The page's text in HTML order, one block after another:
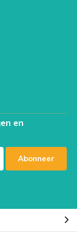
en
Abonneer